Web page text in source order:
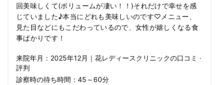
回美味しくて(ボリュームが凄い！！)それだけで幸せを感
じていました♪本当にどれも美味しいのです♡メニュー、
見た目などにもこだわっているので、女性が嬉しくなる食
事ばかりです！
来院年月： 2025年12月 ｜ 花レディースクリニックの口コミ ·
評判
診察時の待ち時間： 45～60分